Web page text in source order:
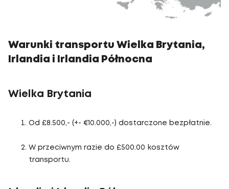
Warunki transportu Wielka Brytania,
Irlandia i Irlandia Północna
Wielka Brytania
Od £8.500,- (+- €10.000,-) dostarczone bezpłatnie.
W przeciwnym razie do £500.00 kosztów
transportu.